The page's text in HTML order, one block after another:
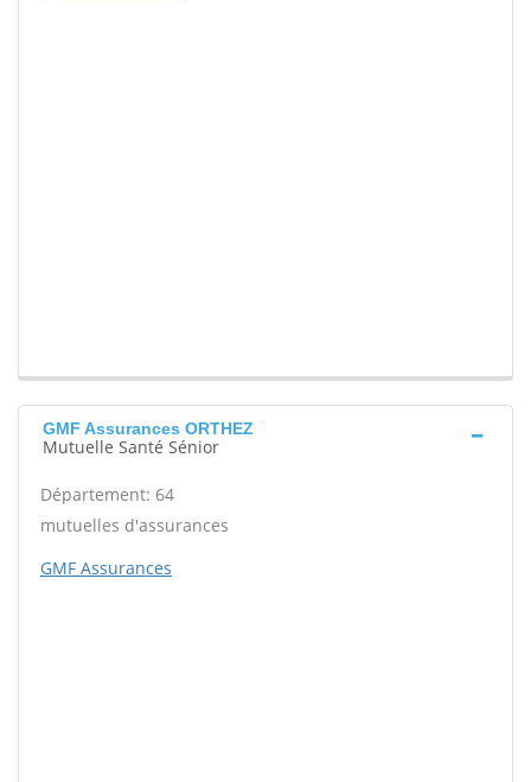
GMF Assurances ORTHEZ
Mutuelle Santé Sénior
Département: 64
mutuelles d'assurances
GMF Assurances